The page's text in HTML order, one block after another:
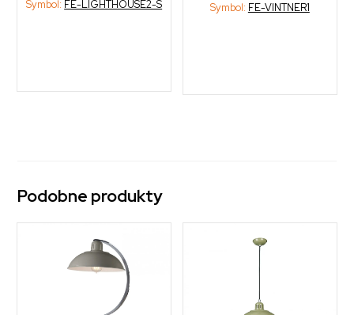
Symbol: FE-LIGHTHOUSE2-S Symbol: FE-VINTNER1
Podobne produkty